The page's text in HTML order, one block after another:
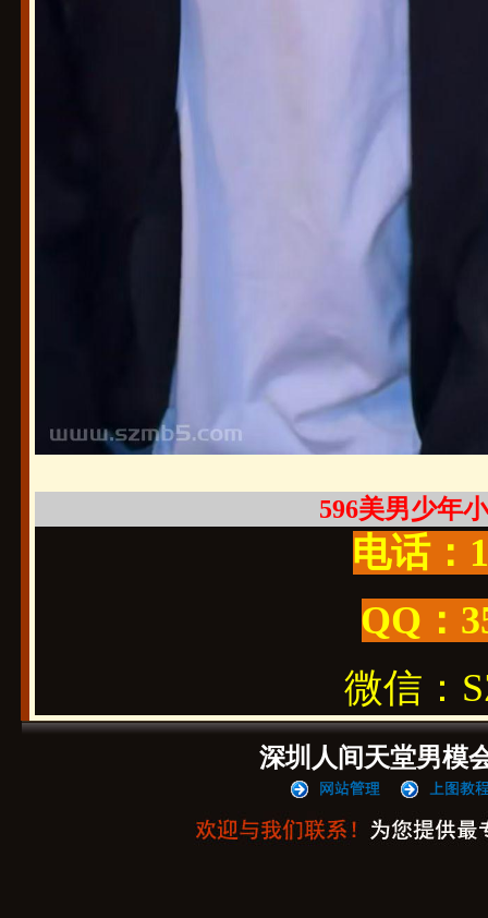
596美男少年
电话：
QQ：
微信：
深圳人间天堂男模